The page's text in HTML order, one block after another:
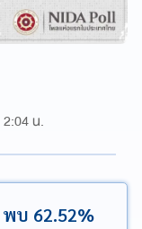
น.
บ 62.52%